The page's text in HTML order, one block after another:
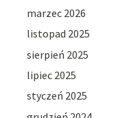
marzec 2026
listopad 2025
sierpień 2025
lipiec 2025
styczeń 2025